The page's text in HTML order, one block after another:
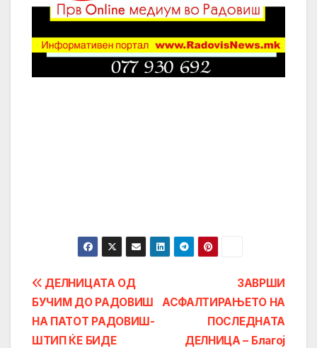
Post
navigation
ЗАВРШИ
АСФАЛТИРАЊЕТО НА
ПОСЛЕДНАТА
ДЕЛНИЦА – Благој
ДЕЛНИЦАТА ОД
БУЧИМ ДО РАДОВИШ
НА ПАТОТ РАДОВИШ-
ШТИП ЌЕ БИДЕ